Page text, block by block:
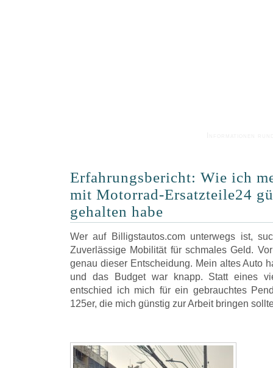
Erfahrungsbericht: Wie ich
mit Motorrad-Ersatzteile24
gehalten habe
Wer auf Billigstautos.com unterwegs ist,
Zuverlässige Mobilität für schmales Geld.
genau dieser Entscheidung. Mein altes Auto
und das Budget war knapp. Statt eines
entschied ich mich für ein gebrauchtes
125er, die mich günstig zur Arbeit bringen